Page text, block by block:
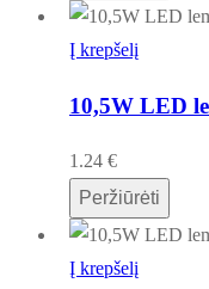
Į krepšelį
10,5W LED
1.24 €
Peržiūrėti
Į krepšelį